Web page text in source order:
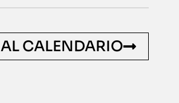
AL CALENDARIO